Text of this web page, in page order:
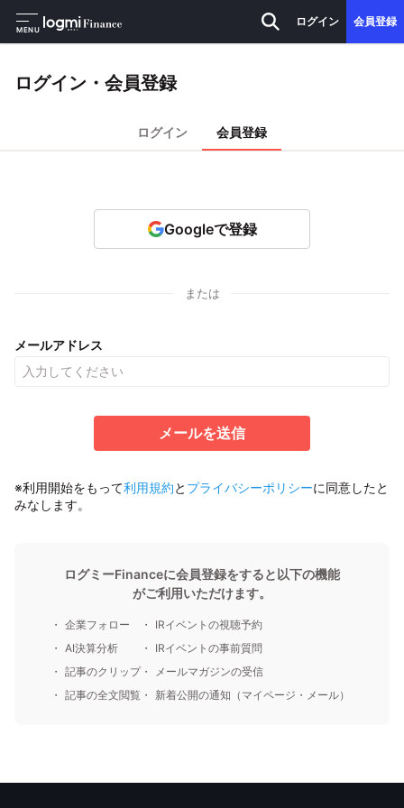
MENU
ログイン 会員登録
ログイン・会員登録
ログイン 会員登録
Googleで登録
または
メールアドレス
メールを送信
※利用開始をもって利用規約と プライバシーポリシーに同意したと
みなします。
ログミーFinanceに会員登録をすると以下の機能
がご利用いただけます。
企業フォロー
AI決算分析
記事のクリップ
記事の全文閲覧
IRイベントの視聴予約
IRイベントの事前質問
メールマガジンの受信
新着公開の通知（マイページ・メール）